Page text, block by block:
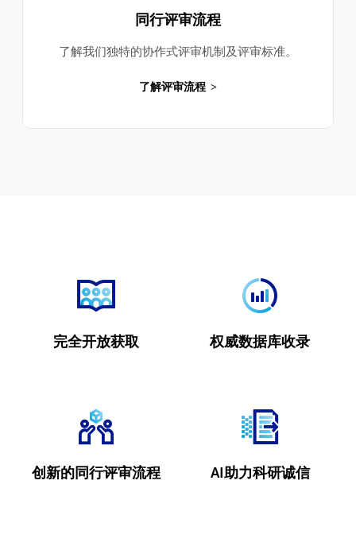
同行评审流程
了解我们独特的协作式评审机制及评审标准。
了解评审流程
完全开放获取 权威数据库收录
创新的同行评审流程 AI助力科研诚信